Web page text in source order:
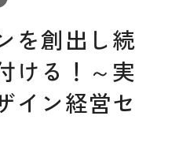
チング
を創出し続
ける！～実
イン経営セ